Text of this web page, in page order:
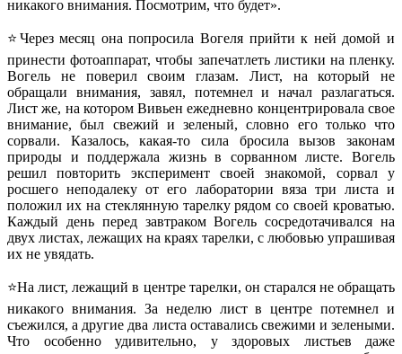
никакого внимания. Посмотрим, что будет».
⭐Через месяц она попросила Вогеля прийти к ней домой и
принести фотоаппарат, чтобы запечатлеть листики на пленку.
Вогель не поверил своим глазам. Лист, на который не
обращали внимания, завял, потемнел и начал разлагаться.
Лист же, на котором Вивьен ежедневно концентрировала свое
внимание, был свежий и зеленый, словно его только что
сорвали. Казалось, какая-то сила бросила вызов законам
природы и поддержала жизнь в сорванном листе. Вогель
решил повторить эксперимент своей знакомой, сорвал у
росшего неподалеку от его лаборатории вяза три листа и
положил их на стеклянную тарелку рядом со своей кроватью.
Каждый день перед завтраком Вогель сосредотачивался на
двух листах, лежащих на краях тарелки, с любовью упрашивая
их не увядать.
⭐На лист, лежащий в центре тарелки, он старался не обращать
никакого внимания. За неделю лист в центре потемнел и
съежился, а другие два листа оставались свежими и зелеными.
Что особенно удивительно, у здоровых листьев даже